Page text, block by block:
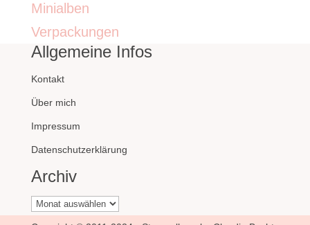
Minialben
Verpackungen
Allgemeine Infos
Kontakt
Über mich
Impressum
Datenschutzerklärung
Archiv
Archiv